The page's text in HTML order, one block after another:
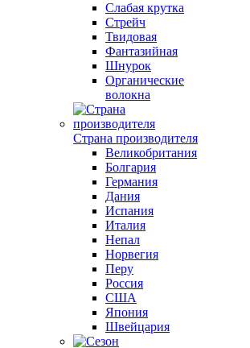
Слабая крутка
Стрейч
Твидовая
Фантазийная
Шнурок
Органические
волокна
Страна производителя
Великобритания
Болгария
Германия
Дания
Испания
Италия
Непал
Норвегия
Перу
Россия
США
Япония
Швейцария